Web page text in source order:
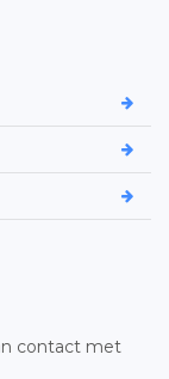
contact met